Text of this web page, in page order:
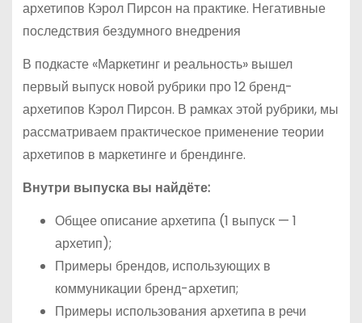
В подкасте «Маркетинг и реальность» вышел
первый выпуск новой рубрики про 12 бренд-
архетипов Кэрол Пирсон. В рамках этой рубрики, мы
рассматриваем практическое применение теории
архетипов в маркетинге и брендинге.
Внутри выпуска вы найдёте:
Общее описание архетипа (1 выпуск — 1
архетип);
Примеры брендов, использующих в
коммуникации бренд-архетип;
Примеры использования архетипа в речи